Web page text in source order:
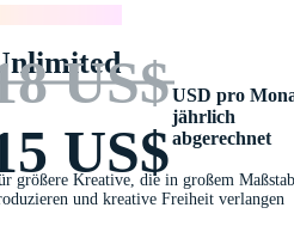
US$
US$
USD pro
jährlich
abgerechnet
größere Kreative, die in großem Maßstab
und kreative Freiheit verlangen